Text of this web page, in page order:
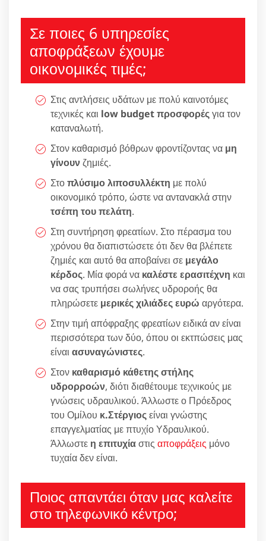
Σε ποιες 6 υπηρεσίες
αποφράξεων έχουμε
οικονομικές τιμές;
Στις αντλήσεις υδάτων με πολύ καινοτόμες
τεχνικές και low budget προσφορέςγια τον
καταναλωτή.
Στον καθαρισμό βόθρων φροντίζοντας να μη
γίνουνζημιές.
Στοπλύσιμο λιποσυλλέκτη με πολύ
οικονομικό τρόπο, ώστε να αντανακλά στην
τσέπη του πελάτη.
Στη συντήρηση φρεατίων. Στο πέρασμα του
χρόνου θα διαπιστώσετε ότι δεν θα βλέπετε
ζημιές και αυτό θα αποβαίνει σε μεγάλο
κέρδος. Μία φορά να καλέστε ερασιτέχνη και
να σας τρυπήσει σωλήνες υδροροής θα
πληρώσετε μερικές χιλιάδες ευρώ αργότερα.
Στην τιμή απόφραξης φρεατίων ειδικά αν είναι
περισσότερα των δύο, όπου οι εκτπώσεις μας
είναι ασυναγώνιστες.
Στον καθαρισμό κάθετης στήλης
υδρορροών, διότι διαθέτουμε τεχνικούς με
γνώσεις υδραυλικού. Άλλωστε ο Πρόεδρος
του Ομίλου κ.Στέργιοςείναι γνώστης
επαγγελματίας με πτυχίο Υδραυλικού.
Άλλωστε η επιτυχίαστις αποφράξεις μόνο
τυχαία δεν είναι.
Ποιος απαντάει όταν μας καλείτε
στο τηλεφωνικό κέντρο;